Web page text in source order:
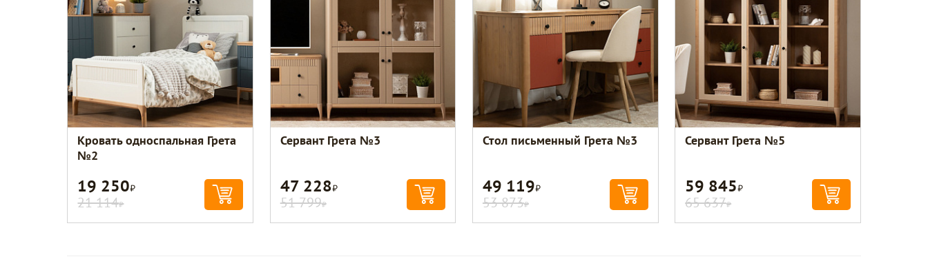
Кровать односпальная Грета
№2
19 250Р
21 114Р
Сервант Грета №3
47 228Р
51 799Р
Стол письменный Грета №3
49 119Р
53 873Р
Сервант Грета №5
59 845Р
65 637Р